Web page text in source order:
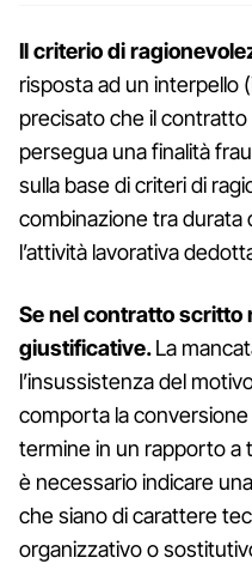
Il criterio di
risposta ad un interpello
precisato che il
persegua una finalità
sulla base di criteri di
combinazione tra durata
l’attività lavorativa
Se nel contratto scritto
giustificative.La
l’insussistenza del
comporta la
termine in un rapporto a
è necessario indicare
che siano di carattere
organizzativo o